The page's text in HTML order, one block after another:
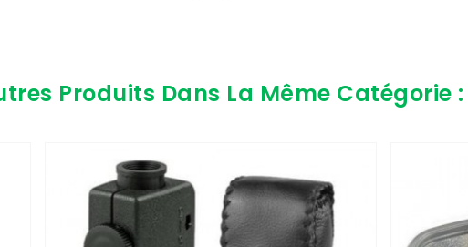
Produits Dans La Même Catégorie :